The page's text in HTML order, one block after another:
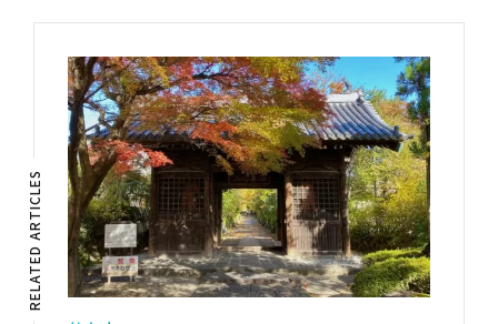
RELATED ARTICLES